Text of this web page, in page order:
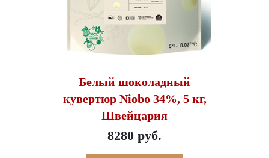
Белый шоколадный
кувертюр Niobo 34%, 5 кг,
Швейцария
8280 руб.